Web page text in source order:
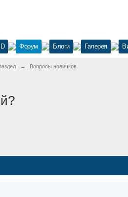
ID Форум Блоги Галерея
→ Вопросы новичков